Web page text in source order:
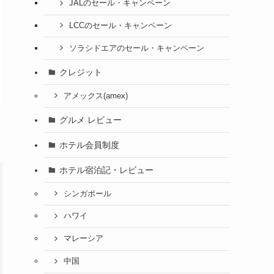
JALのセール・キャンペーン
LCCのセール・キャンペーン
ソラシドエアのセール・キャンペーン
クレジット
アメックス(amex)
グルメ レビュー
ホテル会員制度
ホテル宿泊記・レビュー
シンガポール
ハワイ
マレーシア
中国